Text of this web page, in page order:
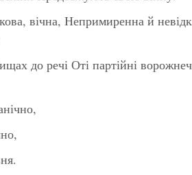
вічна, Непримиренна й
до речі Оті партійні